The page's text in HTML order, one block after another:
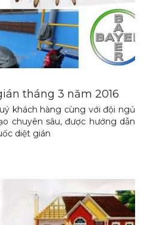
tháng 3 năm 2016
khách hàng cùng với đội ngủ
chuyên sâu, được hướng dẫn
diệt gián